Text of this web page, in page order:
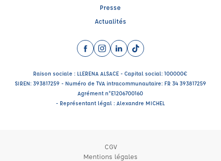
Presse
Actualités
Facebook (nouvelle fenêtre)
Instagram (nouvelle fenêtre)
LinkedIn (nouvelle fenêtre)
TikTok (nouvelle fenêtre)
Raison sociale : LLERENA ALSACE - Capital social: 100000€
SIREN: 393817259 - Numéro de TVA intracommunautaire: FR 34 393817259
Agrément n°E1206700160
- Représentant légal : Alexandre MICHEL
CGV
Mentions légales